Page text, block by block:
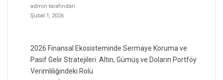
admin tarafından
Şubat 1, 2026
2026 Finansal Ekosisteminde Sermaye Koruma ve
Pasif Gelir Stratejileri: Altın, Gümüş ve Doların Portföy
Verimliliğindeki Rolü